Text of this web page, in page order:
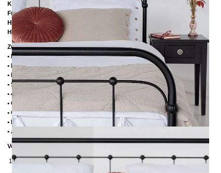
Kopfteilhöhe:
Füßteilhöhe:75 cm
Höhe bis zur Rahmenunterkante:
Höhe bis zur Rahmenoberkante:
Zusätzliche Informationen
• Handmade
• Pulverbesichtet
• Fußstopfen aus Kunststoff
• Seitenablagen für Lattenrost 2,8 cm
• 4 cm breite Mitteltraverse
• Ohne Lattenrost
• Ohne Matratze
• Lieferzustand: Zerlegt (in 2 Kartons)
• Andere RAL-Farben auf Anfrage möglich
Verpackungsdetails
1. Karton: 210x80x2030 mm, ≈ 25 kg